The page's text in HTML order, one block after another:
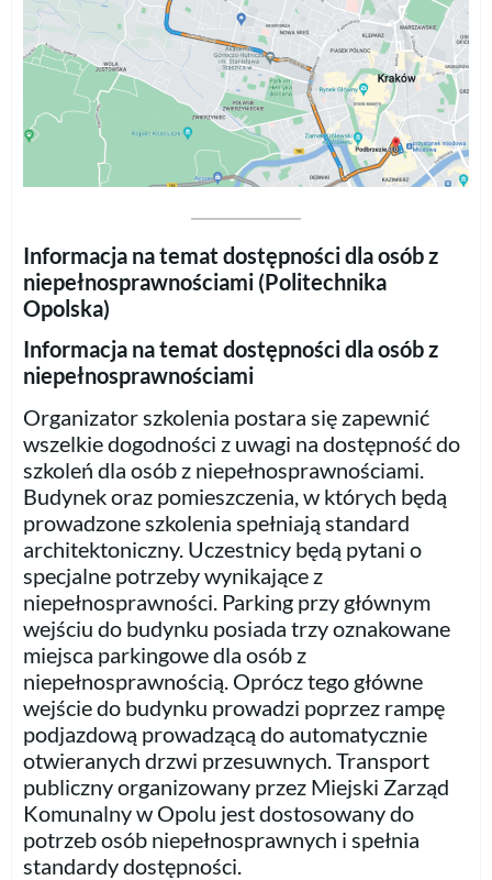
Informacja na temat dostępności dla osób z
niepełnosprawnościami (Politechnika
Opolska)
Informacja na temat dostępności dla osób z
niepełnosprawnościami
Organizator szkolenia postara się zapewnić
wszelkie dogodności z uwagi na dostępność do
szkoleń dla osób z niepełnosprawnościami.
Budynek oraz pomieszczenia, w których będą
prowadzone szkolenia spełniają standard
architektoniczny. Uczestnicy będą pytani o
specjalne potrzeby wynikające z
niepełnosprawności. Parking przy głównym
wejściu do budynku posiada trzy oznakowane
miejsca parkingowe dla osób z
niepełnosprawnością. Oprócz tego główne
wejście do budynku prowadzi poprzez rampę
podjazdową prowadzącą do automatycznie
otwieranych drzwi przesuwnych. Transport
publiczny organizowany przez Miejski Zarząd
Komunalny w Opolu jest dostosowany do
potrzeb osób niepełnosprawnych i spełnia
standardy dostępności.